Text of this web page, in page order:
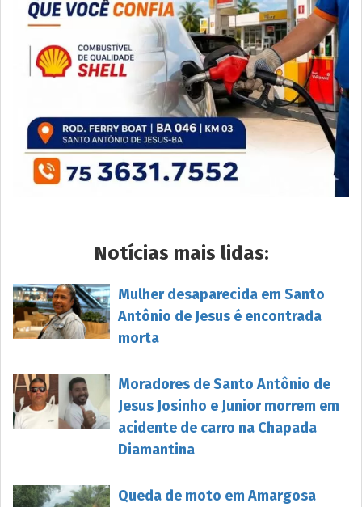
Notícias mais lidas:
Mulher desaparecida em Santo
Antônio de Jesus é encontrada
morta
Moradores de Santo Antônio de
Jesus Josinho e Junior morrem em
acidente de carro na Chapada
Diamantina
Queda de moto em Amargosa